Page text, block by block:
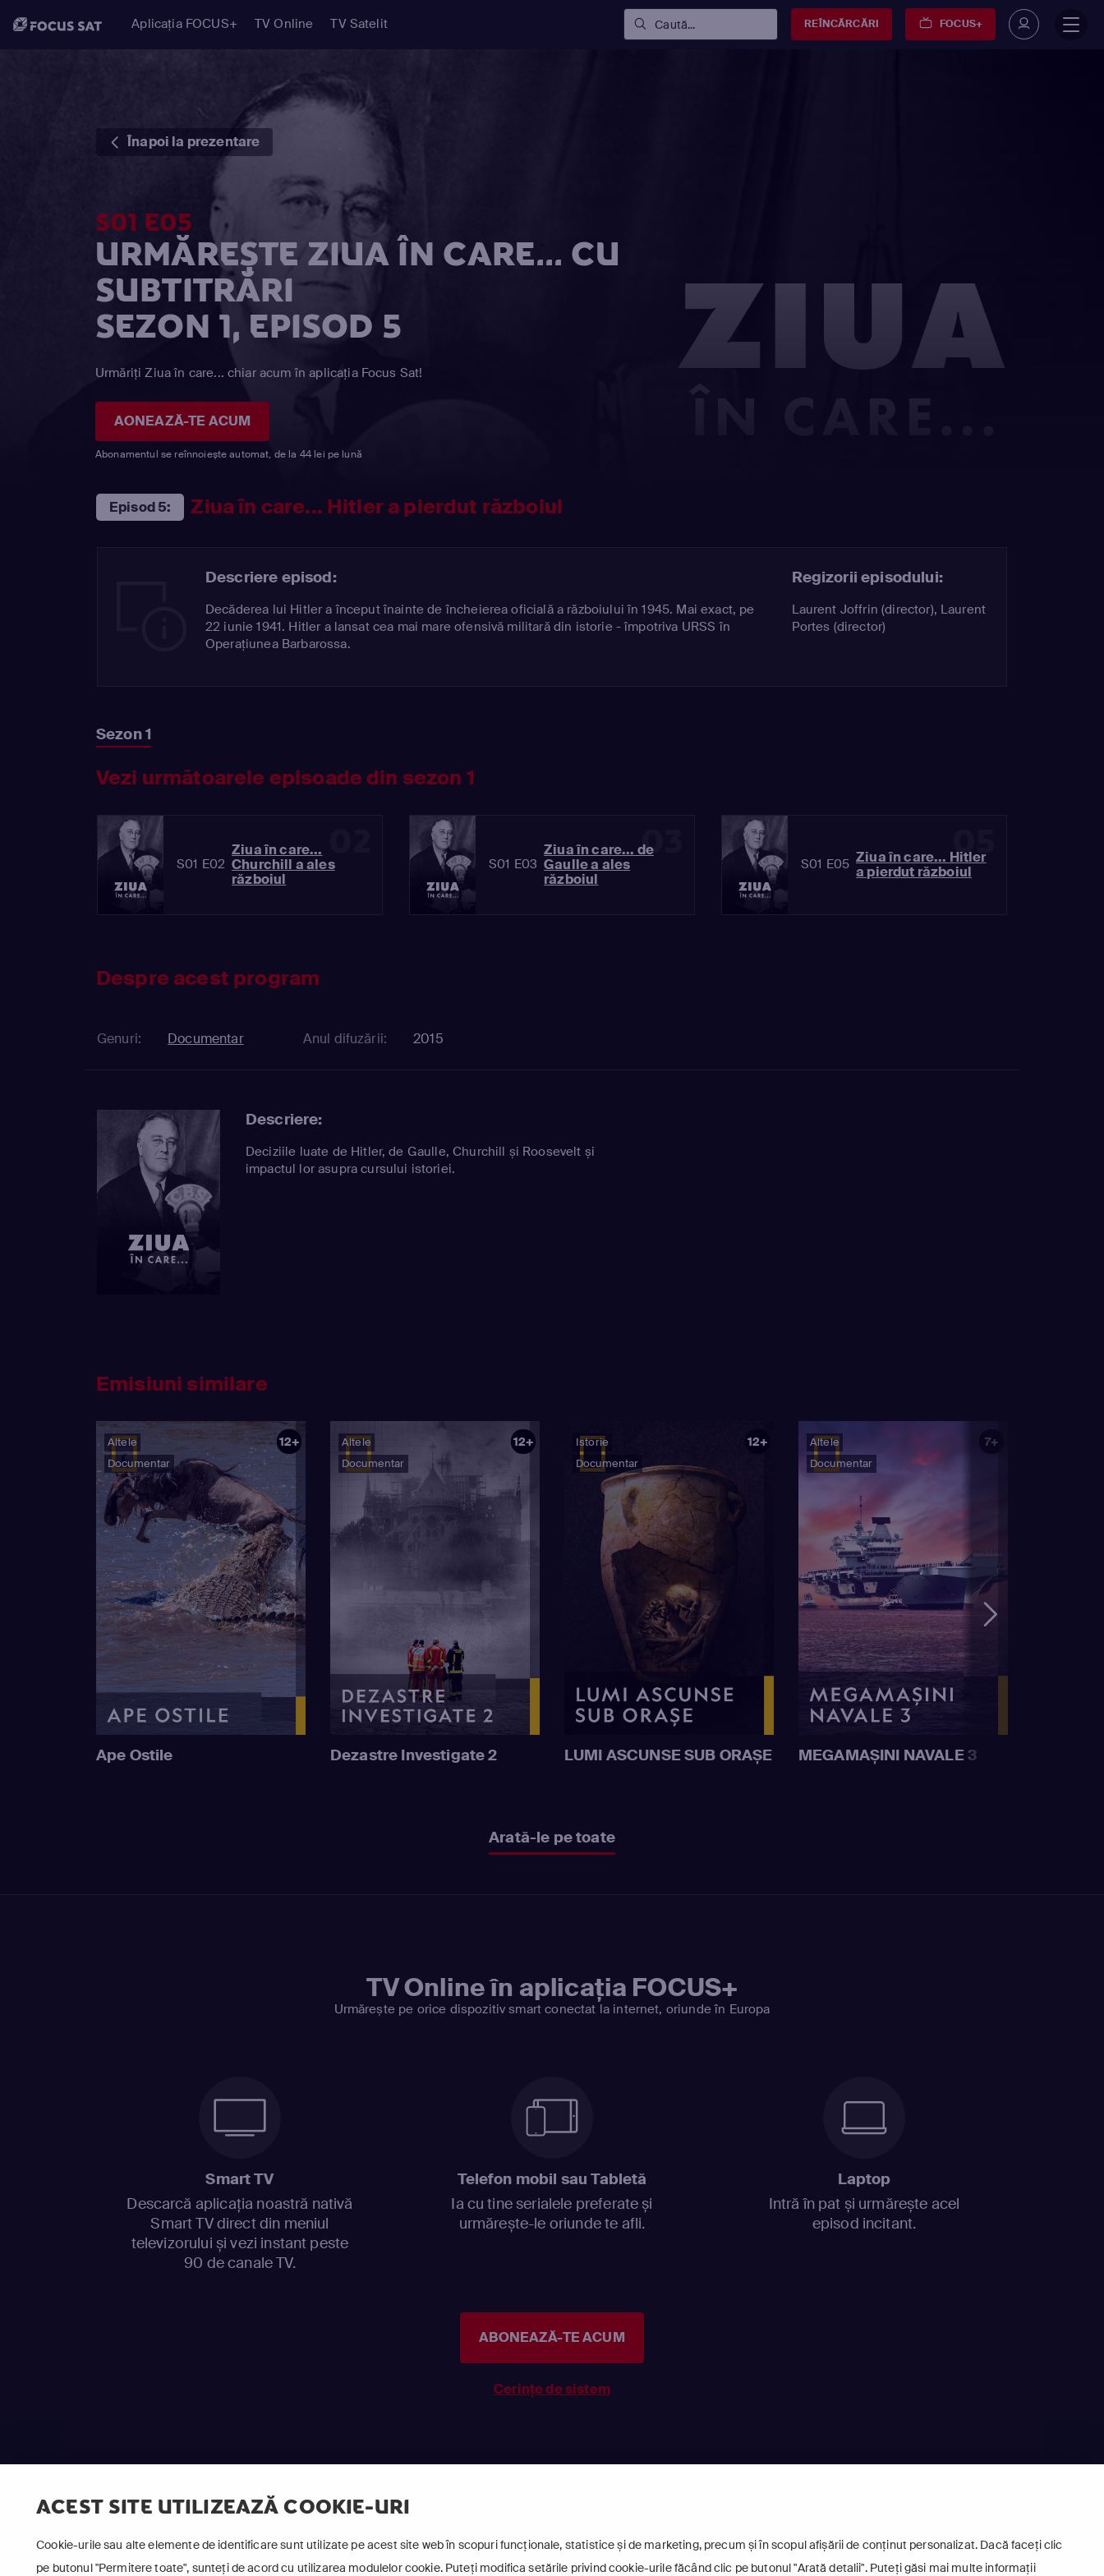
ACEST SITE UTILIZEAZĂ COOKIE-URI
Cookie-urile sau alte elemente de identificare sunt utilizate pe acest site web în scopuri funcționale, statistice și de marketing, precum și în scopul afișării de conținut personalizat. Dacă faceți clic
pe butonul "Permitere toate", sunteți de acord cu utilizarea modulelor cookie. Puteți modifica setările privind cookie-urile făcând clic pe butonul "Arată detalii". Puteți găsi mai multe informații
Aplicația FOCUS+ TV Online TV Satelit Caută... REÎNCĂRCĂRI FOCUS+
Înapoi la prezentare
S01 E05
URMĂREȘTE ZIUA ÎN CARE... CU
SUBTITRĂRI
SEZON 1, EPISOD 5
Urmăriți Ziua în care... chiar acum în aplicația Focus Sat!
AONEAZĂ-TE ACUM
Abonamentul se reînnoiește automat, de la 44 lei pe lună
Episod 5: Ziua în care... Hitler a pierdut războiul
Descriere episod:
Decăderea lui Hitler a început înainte de încheierea oficială a războiului în 1945. Mai exact, pe
22 iunie 1941. Hitler a lansat cea mai mare ofensivă militară din istorie - împotriva URSS în
Operațiunea Barbarossa.
Regizorii episodului:
Laurent Joffrin (director), Laurent
Portes (director)
Sezon 1
Vezi următoarele episoade din sezon 1
S01 E02
Ziua în care...
Churchill a ales
războiul
03
S01 E03
Ziua în care... de
Gaulle a ales
războiul
05
S01 E05 Ziua în care... Hitler
a pierdut războiul
Despre acest program
Genuri: Documentar Anul difuzării: 2015
Descriere:
Deciziile luate de Hitler, de Gaulle, Churchill și Roosevelt și
impactul lor asupra cursului istoriei.
Emisiuni similare
Altele
Documentar
12+
Ape Ostile
Altele
Documentar
12+
Dezastre Investigate 2
Istorie
Documentar
12+
LUMI ASCUNSE SUB ORAȘE
Altele
Documentar
7+
MEGAMAȘINI NAVALE 3
Arată-le pe toate
TV Online în aplicația FOCUS+
Urmărește pe orice dispozitiv smart conectat la internet, oriunde în Europa
Smart TV
Descarcă aplicația noastră nativă
Smart TV direct din meniul
televizorului și vezi instant peste
90 de canale TV.
Telefon mobil sau Tabletă
Ia cu tine serialele preferate și
urmărește-le oriunde te afli.
Laptop
Intră în pat și urmărește acel
episod incitant.
ABONEAZĂ-TE ACUM
Cerințe de sistem